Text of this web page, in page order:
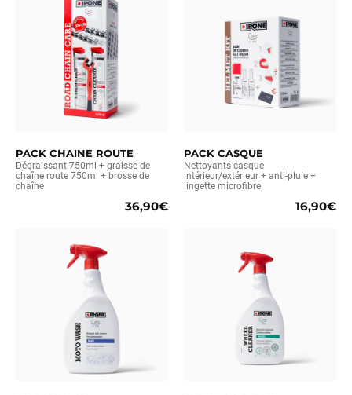
PACK CHAINE ROUTE
Dégraissant 750ml + graisse de
chaîne route 750ml + brosse de
chaîne
36,90€
PACK CASQUE
Nettoyants casque
intérieur/extérieur + anti-pluie +
lingette microfibre
16,90€